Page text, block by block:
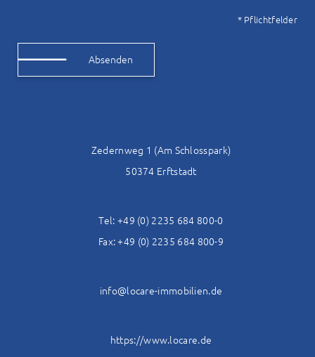
* Pflichtfelder
Zedernweg 1 (Am Schlosspark)
50374 Erftstadt
Tel: +49 (0) 2235 684 800-0
Fax: +49 (0) 2235 684 800-9
info@locare-immobilien.de
https://www.locare.de